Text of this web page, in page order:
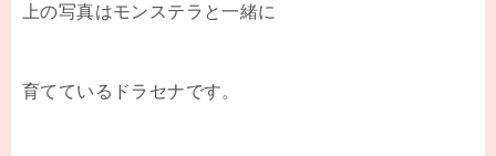
上の写真はモンステラと一緒に
育てているドラセナです。